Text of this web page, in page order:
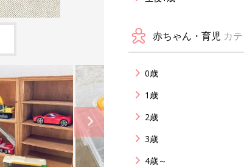
赤ちゃん・育児 カ
0歳
1歳
2歳
3歳
4歳～